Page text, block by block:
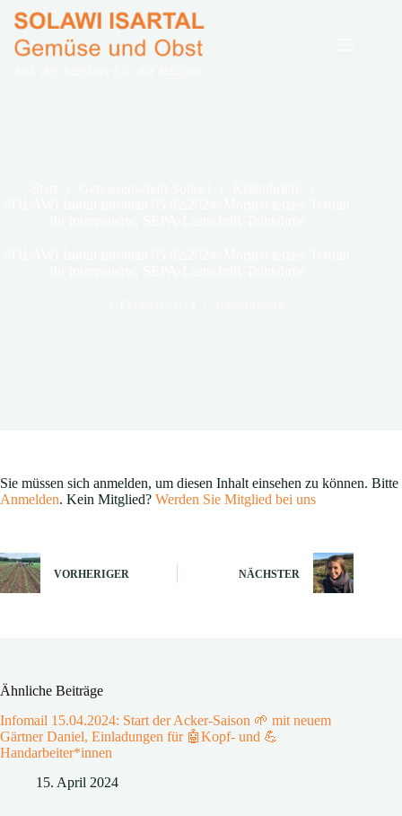
Inhalt
springen
Sie müssen sich anmelden, um diesen Inhalt einsehen zu können. Bitte
Anmelden. Kein Mitglied? Werden Sie Mitglied bei uns
VORHERIGER NÄCHSTER
Ähnliche Beiträge
Infomail 15.04.2024: Start der Acker-Saison 🌱 mit neuem
Gärtner Daniel, Einladungen für 🤖Kopf- und 💪
Handarbeiter*innen
15. April 2024